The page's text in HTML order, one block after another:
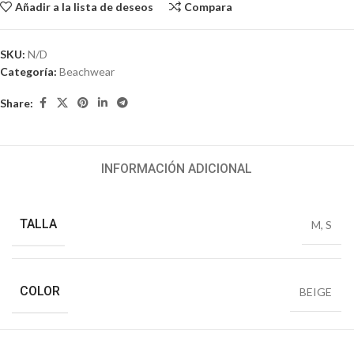
Añadir a la lista de deseos Compara
SKU: N/D
Categoría: Beachwear
Share:
INFORMACIÓN ADICIONAL
TALLA M,S
COLOR BEIGE